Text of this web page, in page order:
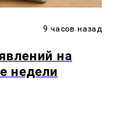
9 часов назад
на
недели